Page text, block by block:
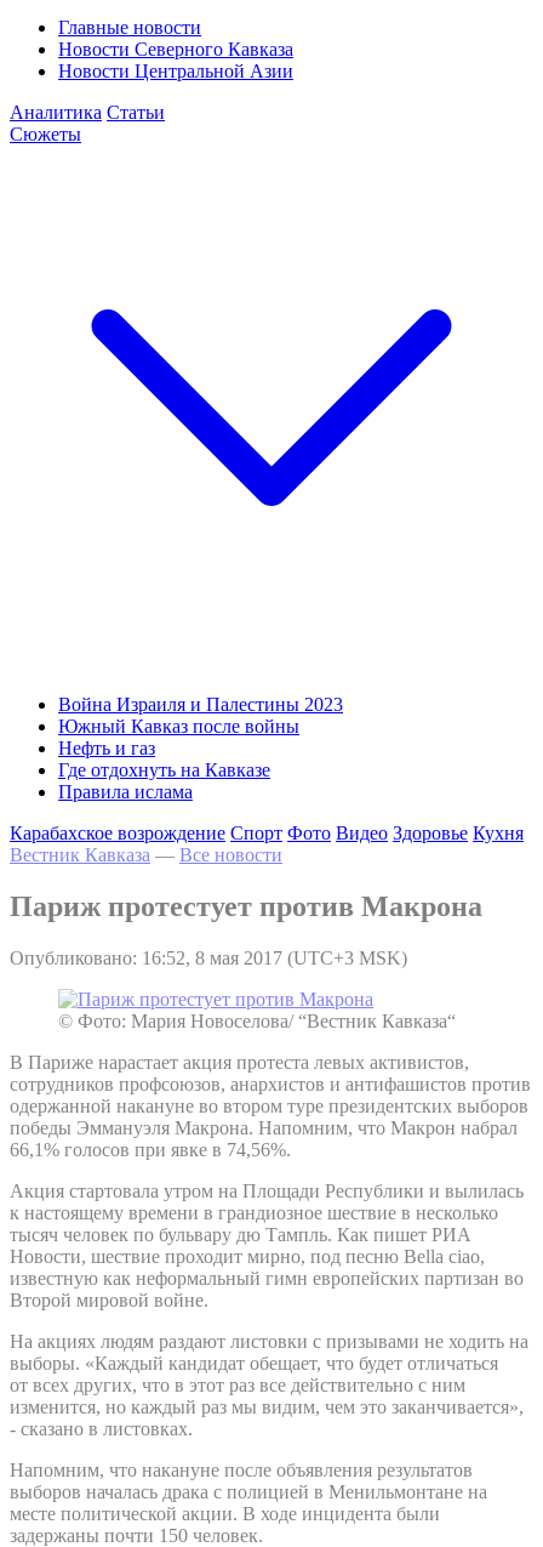
Главные новости
Новости Северного Кавказа
Новости Центральной Азии
Аналитика Статьи
Сюжеты
Война Израиля и Палестины 2023
Южный Кавказ после войны
Нефть и газ
Где отдохнуть на Кавказе
Правила ислама
Карабахское возрождение Спорт Фото Видео Здоровье Кухня
Вестник Кавказа — Все новости
Париж протестует против Макрона
Опубликовано: 16:52, 8 мая 2017 (UTC+3 MSK)
© Фото: Мария Новоселова/ “Вестник Кавказа“
В Париже нарастает акция протеста левых активистов,
сотрудников профсоюзов, анархистов и антифашистов против
одержанной накануне во втором туре президентских выборов
победы Эммануэля Макрона. Напомним, что Макрон набрал
66,1% голосов при явке в 74,56%.
Акция стартовала утром на Площади Республики и вылилась
к настоящему времени в грандиозное шествие в несколько
тысяч человек по бульвару дю Тампль. Как пишет РИА
Новости, шествие проходит мирно, под песню Bella ciao,
известную как неформальный гимн европейских партизан во
Второй мировой войне.
На акциях людям раздают листовки с призывами не ходить на
выборы. «Каждый кандидат обещает, что будет отличаться
от всех других, что в этот раз все действительно с ним
изменится, но каждый раз мы видим, чем это заканчивается»,
- сказано в листовках.
Напомним, что накануне после объявления результатов
выборов началась драка с полицией в Менильмонтане на
месте политической акции. В ходе инцидента были
задержаны почти 150 человек.